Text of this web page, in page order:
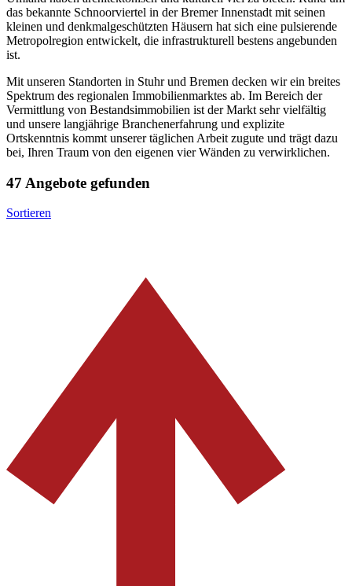
das bekannte Schnoorviertel in der Bremer Innenstadt mit seinen
kleinen und denkmalgeschützten Häusern hat sich eine pulsierende
Metropolregion entwickelt, die infrastrukturell bestens angebunden
ist.
Mit unseren Standorten in Stuhr und Bremen decken wir ein breites
Spektrum des regionalen Immobilienmarktes ab. Im Bereich der
Vermittlung von Bestandsimmobilien ist der Markt sehr vielfältig
und unsere langjährige Branchenerfahrung und explizite
Ortskenntnis kommt unserer täglichen Arbeit zugute und trägt dazu
bei, Ihren Traum von den eigenen vier Wänden zu verwirklichen.
47 Angebote gefunden
Sortieren